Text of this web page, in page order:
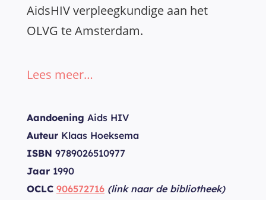
AidsHIV verpleegkundige aan het
OLVG te Amsterdam.
Lees meer…
Aandoening Aids HIV
Auteur Klaas Hoeksema
ISBN 9789026510977
Jaar 1990
OCLC 906572716 (link naar de bibliotheek)